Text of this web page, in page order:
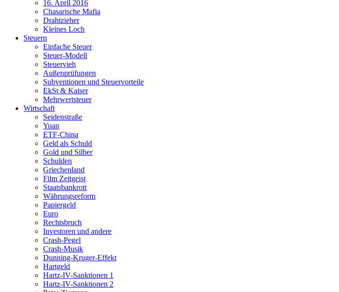
16. April 2016
Chasarische Mafia
Drahtzieher
Kleines Loch
Steuern
Einfache Steuer
Steuer-Modell
Steuervieh
Außenprüfungen
Subventionen und Steuervorteile
EkSt & Kaiser
Mehrwertsteuer
Wirtschaft
Seidenstraße
Yuan
ETF-China
Geld als Schuld
Gold und Silber
Schulden
Griechenland
Film Zeitgeist
Staatsbankrott
Währungsreform
Papiergeld
Euro
Rechtsbruch
Investoren und andere
Crash-Pegel
Crash-Musik
Dunning-Kruger-Effekt
Hartgeld
Hartz-IV-Sanktionen 1
Hartz-IV-Sanktionen 2